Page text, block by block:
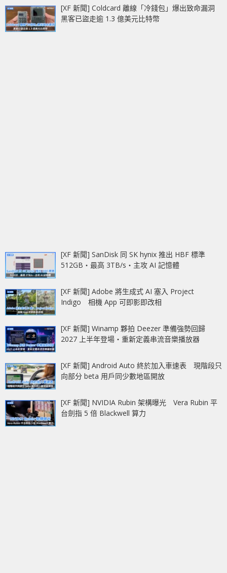
[XF 新聞] Coldcard 離線「冷錢包」爆出致命漏洞
黑客已盜走逾 1.3 億美元比特幣
[XF 新聞] SanDisk 同 SK hynix 推出 HBF 標準
512GB‧最高 3TB/s‧主攻 AI 記憶體
[XF 新聞] Adobe 將生成式 AI 塞入 Project
Indigo 相機 App 可即影即改相
[XF 新聞] Winamp 夥拍 Deezer 準備強勢回歸
2027 上半年登場‧重新定義串流音樂播放器
[XF 新聞] Android Auto 終於加入車速表 現階段只
向部分 beta 用戶同少數地區開放
[XF 新聞] NVIDIA Rubin 架構曝光 Vera Rubin 平
台劍指 5 倍 Blackwell 算力